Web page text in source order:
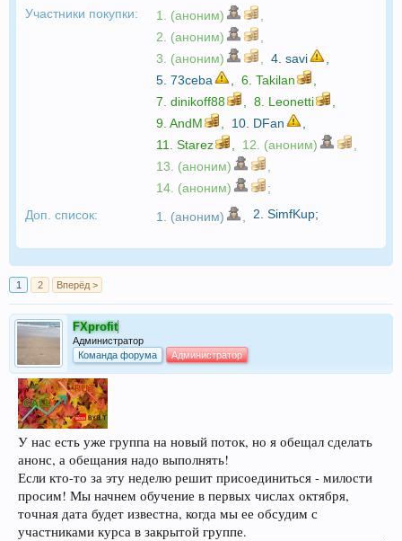
Участники покупки: 1. (аноним)
2. (аноним)
3. (аноним)
4. savi
5. 73ceba 6. Takilan
7. dinikoff88 8. Leonetti
9. AndM 10. DFan
11. Starez 12. (аноним)
13. (аноним)
14. (аноним)
;
Доп. список:
1. (аноним) 2. SimfKup;
1 2 Вперёд >
FXprofit
Администратор
Команда форума
Администратор
У нас есть уже группа на новый поток, но я обещал сделать
анонс, а обещания надо выполнять!
Если кто-то за эту неделю решит присоединиться - милости
просим! Мы начнем обучение в первых числах октября,
точная дата будет известна, когда мы ее обсудим с
участниками курса в закрытой группе.